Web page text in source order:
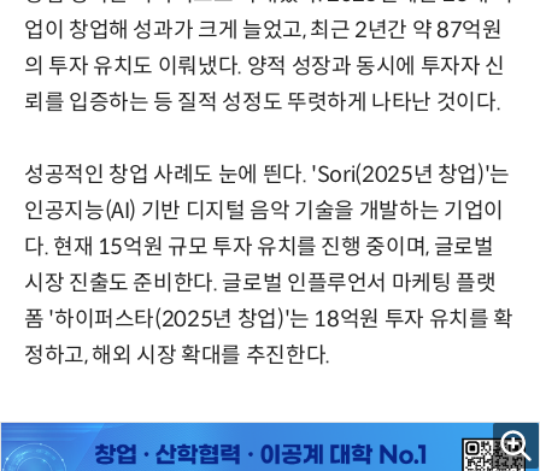
업이 창업해 성과가 크게 늘었고, 최근 2년간 약 87억원
의 투자 유치도 이뤄냈다. 양적 성장과 동시에 투자자 신
뢰를 입증하는 등 질적 성정도 뚜렷하게 나타난 것이다.
성공적인 창업 사례도 눈에 띈다. 'Sori(2025년 창업)'는
인공지능(AI) 기반 디지털 음악 기술을 개발하는 기업이
다. 현재 15억원 규모 투자 유치를 진행 중이며, 글로벌
시장 진출도 준비한다. 글로벌 인플루언서 마케팅 플랫
폼 '하이퍼스타(2025년 창업)'는 18억원 투자 유치를 확
정하고, 해외 시장 확대를 추진한다.